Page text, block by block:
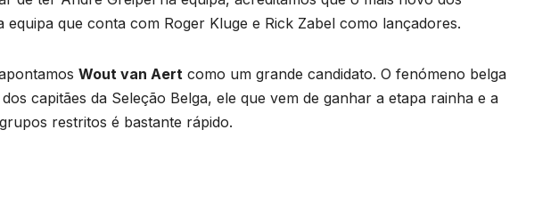
equipa que conta com Roger Kluge e Rick Zabel como lançadores.
Wout van Aert como um grande candidato. O fenómeno belga
capitães da Seleção Belga, ele que vem de ganhar a etapa rainha e a
restritos é bastante rápido.